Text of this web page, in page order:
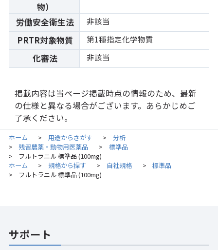
物）
労働安全衛生法 非該当
PRTR対象物質 第1種指定化学物質
化審法 非該当
掲載内容は当ページ掲載時点の情報のため、最新
の仕様と異なる場合がございます。あらかじめご
了承ください。
ホーム > 用途からさがす > 分析
> 残留農薬・動物用医薬品 > 標準品
>
フルトラニル 標準品 (100mg)
ホーム
> 規格から探す > 自社規格 > 標準品
> フルトラニル 標準品 (100mg)
サポート